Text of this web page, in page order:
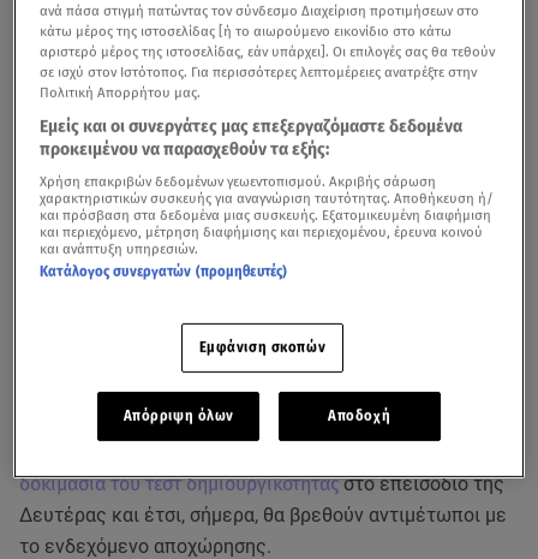
Ο Δημήτρης Μπέλλος, η Μαρία Λαζαρίδου και ο
δοκιμασία του τεστ δημιουργικότηταςστο επεισόδιο της
Δευτέρας και έτσι, σήμερα, θα βρεθούν αντιμέτωποι με
το ενδεχόμενο αποχώρησης.
ανά πάσα στιγμή πατώντας τον σύνδεσμο Διαχείριση προτιμήσεων στο
κάτω μέρος της ιστοσελίδας [ή το αιωρούμενο εικονίδιο στο κάτω
αριστερό μέρος της ιστοσελίδας, εάν υπάρχει]. Οι επιλογές σας θα τεθούν
σε ισχύ στον Ιστότοπος. Για περισσότερες λεπτομέρειες ανατρέξτε στην
Πολιτική Απορρήτου μας.
Εμείς και οι συνεργάτες μας επεξεργαζόμαστε δεδομένα
προκειμένου να παρασχεθούν τα εξής:
Χρήση επακριβών δεδομένων γεωεντοπισμού. Ακριβής σάρωση
χαρακτηριστικών συσκευής για αναγνώριση ταυτότητας. Αποθήκευση ή/
και πρόσβαση στα δεδομένα μιας συσκευής. Εξατομικευμένη διαφήμιση
και περιεχόμενο, μέτρηση διαφήμισης και περιεχομένου, έρευνα κοινού
και ανάπτυξη υπηρεσιών.
Κατάλογος συνεργατών (προμηθευτές)
Εμφάνιση σκοπών
Απόρριψη όλων Αποδοχή